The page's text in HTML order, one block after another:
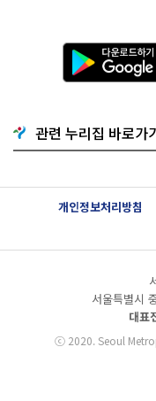
다
운
로
기
G
o
g
l
e
l
관련 누리집 바로가
개인정보처리방침
서울특별시
대표
ⓒ2020. Seoul